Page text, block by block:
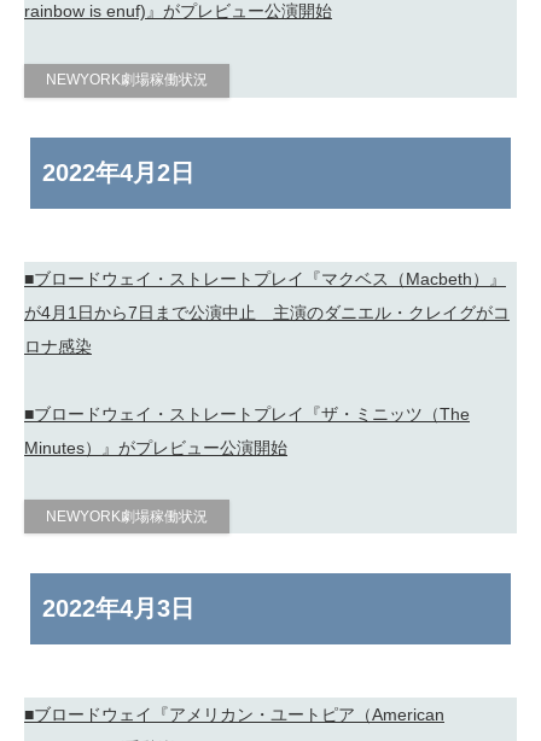
rainbow is enuf)』がプレビュー公演開始
NEWYORK劇場稼働状況
2022年4月2日
■ブロードウェイ・ストレートプレイ『マクベス（Macbeth）』
が4月1日から7日まで公演中止 主演のダニエル・クレイグがコ
ロナ感染
■ブロードウェイ・ストレートプレイ『ザ・ミニッツ（The
Minutes）』がプレビュー公演開始
NEWYORK劇場稼働状況
2022年4月3日
■ブロードウェイ『アメリカン・ユートピア（American